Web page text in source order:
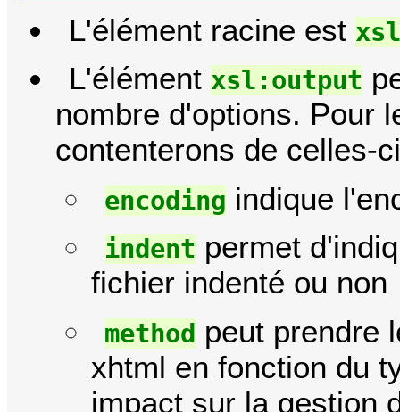
L'élément racine est
L'élément xsl:output
nombre d'options. Pour
contenterons de celles-
encoding indique
indent permet
fichier indenté ou non
method peut prendre
xhtml en fonction du
impact sur la gestion